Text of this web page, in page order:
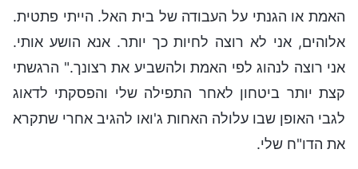
האמת או הגנתי על העבודה של בית האל. הייתי פתטית.
אלוהים, אני לא רוצה לחיות כך יותר. אנא הושע אותי.
אני רוצה לנהוג לפי האמת ולהשביע את רצונך." הרגשתי
קצת יותר ביטחון לאחר התפילה שלי והפסקתי לדאוג
לגבי האופן שבו עלולה האחות ג'ואו להגיב אחרי שתקרא
את הדו"ח שלי.